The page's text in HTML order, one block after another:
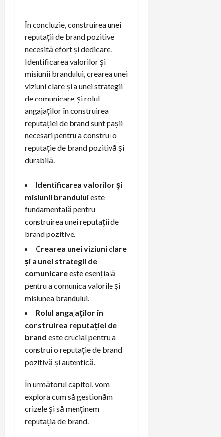
În concluzie, construirea unei
reputații de brand pozitive
necesită efort și dedicare.
Identificarea valorilor și
misiunii brandului, crearea unei
viziuni clare și a unei strategii
de comunicare, și rolul
angajaților în construirea
reputației de brand sunt pașii
necesari pentru a construi o
reputație de brand pozitivă și
durabilă.
Identificarea valorilor și
misiunii branduluieste
fundamentală pentru
construirea unei reputații de
brand pozitive.
Crearea unei viziuni clare
și a unei strategii de
comunicareeste esențială
pentru a comunica valorile și
misiunea brandului.
Rolul angajaților în
construirea reputației de
brand este crucial pentru a
construi o reputație de brand
pozitivă și autentică.
În următorul capitol, vom
explora cum să gestionăm
crizele și să menținem
reputația de brand.